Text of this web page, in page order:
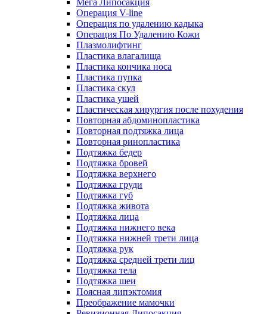
Операция V-line
Операция по удалению кадыка
Операция По Удалению Кожи
Плазмолифтинг
Пластика влагалища
Пластика кончика носа
Пластика пупка
Пластика скул
Пластика ушей
Пластическая хирургия после похудения
Повторная абдоминопластика
Повторная подтяжка лица
Повторная ринопластика
Подтяжка бедер
Подтяжка бровей
Подтяжка верхнего
Подтяжка груди
Подтяжка губ
Подтяжка живота
Подтяжка лица
Подтяжка нижнего века
Подтяжка нижней трети лица
Подтяжка рук
Подтяжка средней трети лиц
Подтяжка тела
Подтяжка шеи
Поясная липэктомия
Преображение мамочки